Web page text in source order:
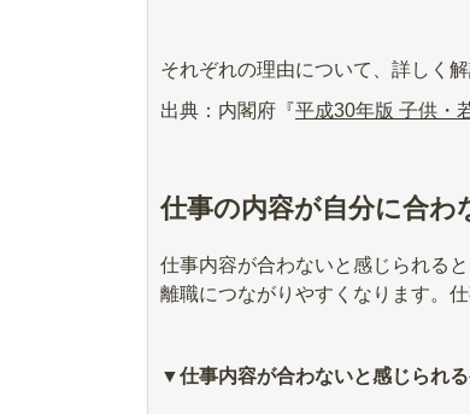
それぞれの理由について、詳しく解
出典：内閣府『平成30年版 子供・
仕事の内容が自分に合わ
仕事内容が合わないと感じられる
離職につながりやすくなります。
▼仕事内容が合わないと感じられ